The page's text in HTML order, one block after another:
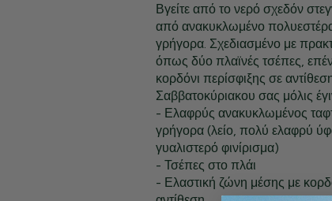
Βγείτε από το νερό σχεδόν
από ανακυκλωμένο
γρήγορα. Σχεδιασμένο με
όπως δύο πλαϊνές τσέπες,
κορδόνι περίσφιξης σε
Σαββατοκύριακου σας μόλις
- Ελαφρύς ανακυκλωμένος
γρήγορα (λείο, πολύ ελαφρύ
γυαλιστερό φινίρισμα)
- Τσέπες στο πλάι
- Ελαστική ζώνη μέσης με